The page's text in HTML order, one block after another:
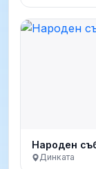
Народен
Динката